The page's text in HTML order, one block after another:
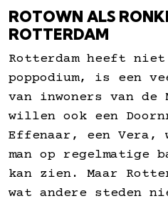
ROTOWN ALS
ROTTERDAM
Rotterdam heeft
poppodium, is een
van inwoners van de
willen ook een
Effenaar, een Vera,
man op regelmatige
kan zien. Maar
wat andere steden